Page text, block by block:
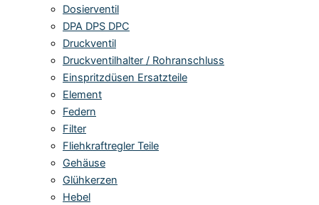
Dosierventil
DPA DPS DPC
Druckventil
Druckventilhalter / Rohranschluss
Einspritzdüsen Ersatzteile
Element
Federn
Filter
Fliehkraftregler Teile
Gehäuse
Glühkerzen
Hebel